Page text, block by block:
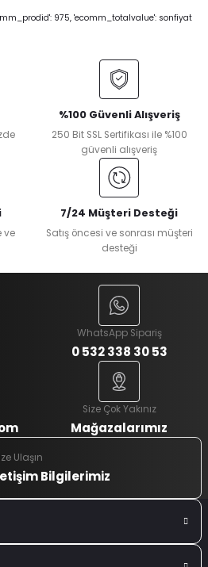
975, 'ecomm_totalvalue': sonfiyat
%100 Güvenli Alışveriş
250 Bit SSL Sertifikası ile %100
güvenli alışveriş
ve
7/24 Müşteri Desteği
Satış öncesi ve sonrası müşteri
desteği
WhatsApp Sipariş
0 532 338 30 53
Size Çok Yakınız
Mağazalarımız
Ulaşın
Bilgilerimiz